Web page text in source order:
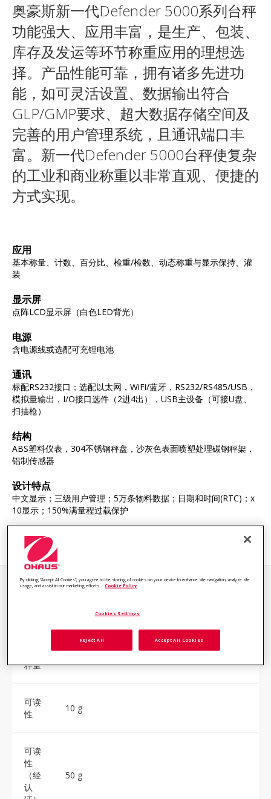
奥豪斯新一代Defender 5000系列台秤
功能强大、应用丰富，是生产、包装、
库存及发运等环节称重应用的理想选
择。产品性能可靠，拥有诸多先进功
能，如可灵活设置、数据输出符合
GLP/GMP要求、超大数据存储空间及
完善的用户管理系统，且通讯端口丰
富。新一代Defender 5000台秤使复杂
的工业和商业称重以非常直观、便捷的
方式实现。
应用
基本称量、计数、百分比、检重/检数、动态称重与显示保持、灌
装
显示屏
点阵LCD显示屏（白色LED背光）
电源
含电源线或选配可充锂电池
通讯
标配RS232接口；选配以太网，WiFi/蓝牙，RS232/RS485/USB，
模拟量输出，I/O接口选件（2进4出），USB主设备（可接U盘、
扫描枪）
结构
ABS塑料仪表，304不锈钢秤盘，沙灰色表面喷塑处理碳钢秤架，
铝制传感器
设计特点
中文显示；三级用户管理；5万条物料数据；日期和时间(RTC)；x
10显示；150%满量程过载保护
秤量
可读
性
10 g
可读
性
（经
认
50 g
By clicking “Accept All Cookies”, you agree to the storing of cookies on your device to enhance site navigation, analyze site
usage, and assist in our marketing efforts.
Cookie Policy
Cookies Settings
Reject All Accept All Cookies